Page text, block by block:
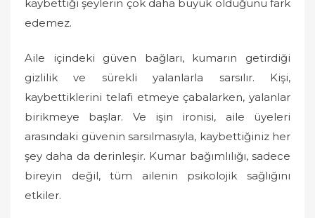
kaybettiği şeylerin çok daha büyük olduğunu fark
edemez.
Aile içindeki güven bağları, kumarın getirdiği
gizlilik ve sürekli yalanlarla sarsılır. Kişi,
kaybettiklerini telafi etmeye çabalarken, yalanlar
birikmeye başlar. Ve işin ironisi, aile üyeleri
arasındaki güvenin sarsılmasıyla, kaybettiğiniz her
şey daha da derinleşir. Kumar bağımlılığı, sadece
bireyin değil, tüm ailenin psikolojik sağlığını
etkiler.